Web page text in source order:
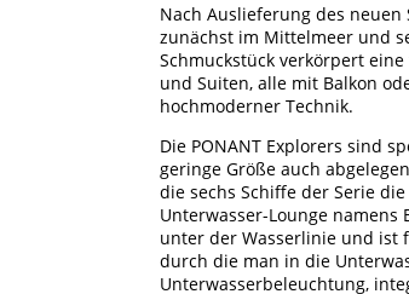
Nach Auslieferung des neuen
zunächst im Mittelmeer und
Schmuckstück verkörpert
und Suiten, alle mit Balkon
hochmoderner Technik.
Die PONANT Explorers sind
geringe Größe auch
die sechs Schiffe der Serie
Unterwasser-Lounge
unter der Wasserlinie und ist
durch die man in die
Unterwasserbeleuchtung,